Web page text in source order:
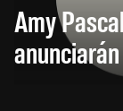
Amy